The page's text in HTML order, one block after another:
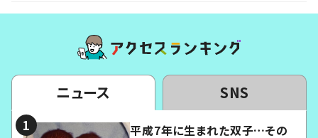
ニュース SNS
平成7年に生まれた双子…その